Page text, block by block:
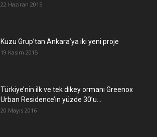
22 Haziran 2015
​Kuzu Grup’tan Ankara’ya iki yeni proje
19 Kasım 2015
Türkiye’nin ilk ve tek dikey ormanı Greenox
Urban Residence’ın yüzde 30’u...
20 Mayıs 2016